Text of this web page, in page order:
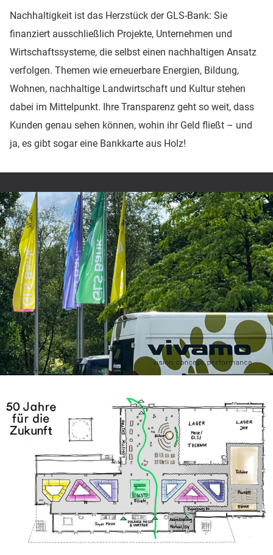
Nachhaltigkeit ist das Herzstück der GLS-Bank: Sie
finanziert ausschließlich Projekte, Unternehmen und
Wirtschaftssysteme, die selbst einen nachhaltigen Ansatz
verfolgen. Themen wie erneuerbare Energien, Bildung,
Wohnen, nachhaltige Landwirtschaft und Kultur stehen
dabei im Mittelpunkt. Ihre Transparenz geht so weit, dass
Kunden genau sehen können, wohin ihr Geld fließt – und
ja, es gibt sogar eine Bankkarte aus Holz!